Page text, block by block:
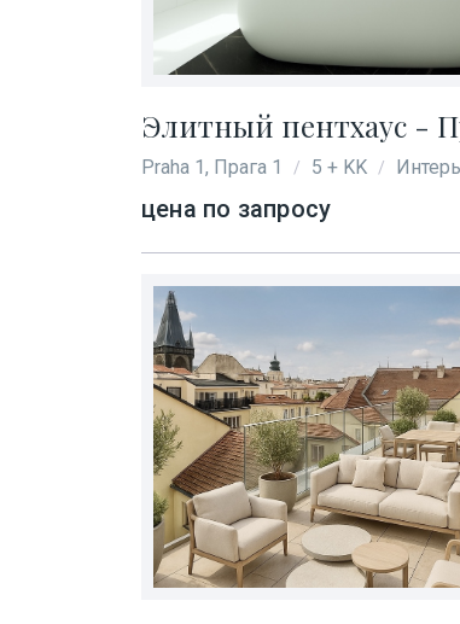
Элитный пентхаус -
Praha 1, Прага 1 / 5 + KK /
цена по запросу